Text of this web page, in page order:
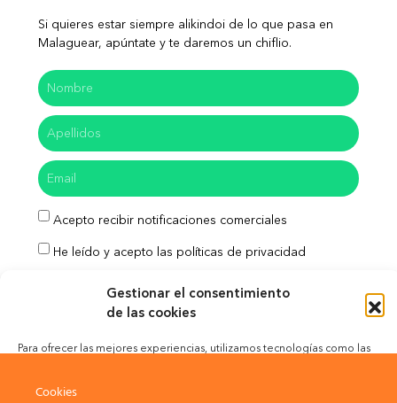
Gestionar el consentimiento
de las cookies
Para ofrecer las mejores experiencias, utilizamos tecnologías como las
el comportamiento de navegación o las identificaciones únicas en este
Si quieres estar siempre alikindoi de lo que pasa en
Malaguear, apúntate y te daremos un chiflio.
Acepto recibir notificaciones comerciales
He leído y acepto las políticas de privacidad
Cookies